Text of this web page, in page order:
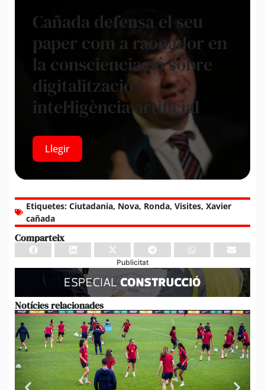
Cañada defensa el seu
paper com a raonador en
la conscienciació sobre
digitalització i
intel·ligència artificial
Llegir
Etiquetes: Ciutadania, Nova, Ronda, Visites, Xavier
cañada
Comparteix
Publicitat
Notícies relacionades